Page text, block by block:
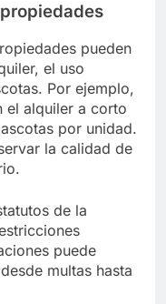
pueden
el uso
Por ejemplo,
el alquiler a corto
por unidad.
la calidad de
de la
puede
multas hasta